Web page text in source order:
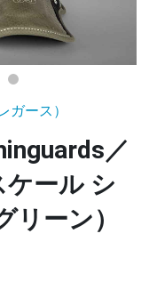
ガース）
／
ール シ
リーン）